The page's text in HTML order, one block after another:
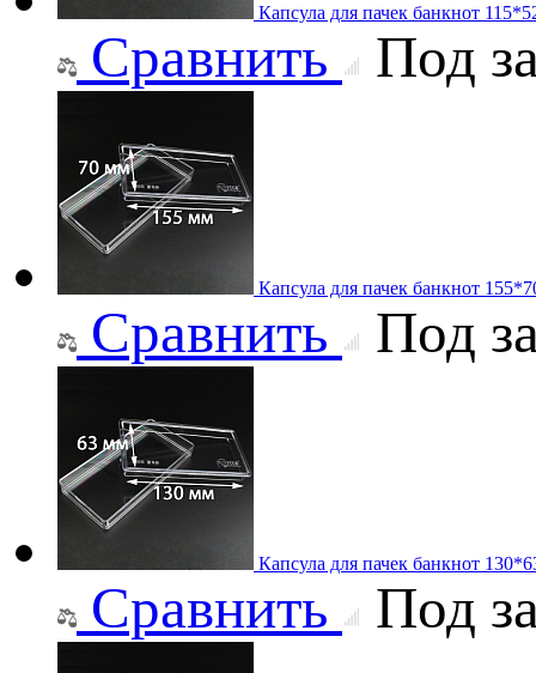
Капсула для пачек банкнот
Сравнить Под
Капсула для пачек банкнот
Сравнить Под
Капсула для пачек банкнот
Сравнить Под